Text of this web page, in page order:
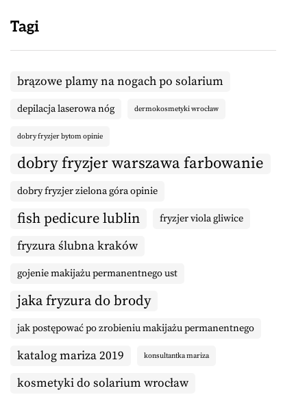
Tagi
brązowe plamy na nogach po solarium
depilacja laserowa nóg dermokosmetyki wrocław
dobry fryzjer bytom opinie
dobry fryzjer warszawa farbowanie
dobry fryzjer zielona góra opinie
fish pedicure lublin fryzjer viola gliwice
fryzura ślubna kraków
gojenie makijażu permanentnego ust
jaka fryzura do brody
jak postępować po zrobieniu makijażu permanentnego
katalog mariza 2019 konsultantka mariza
kosmetyki do solarium wrocław